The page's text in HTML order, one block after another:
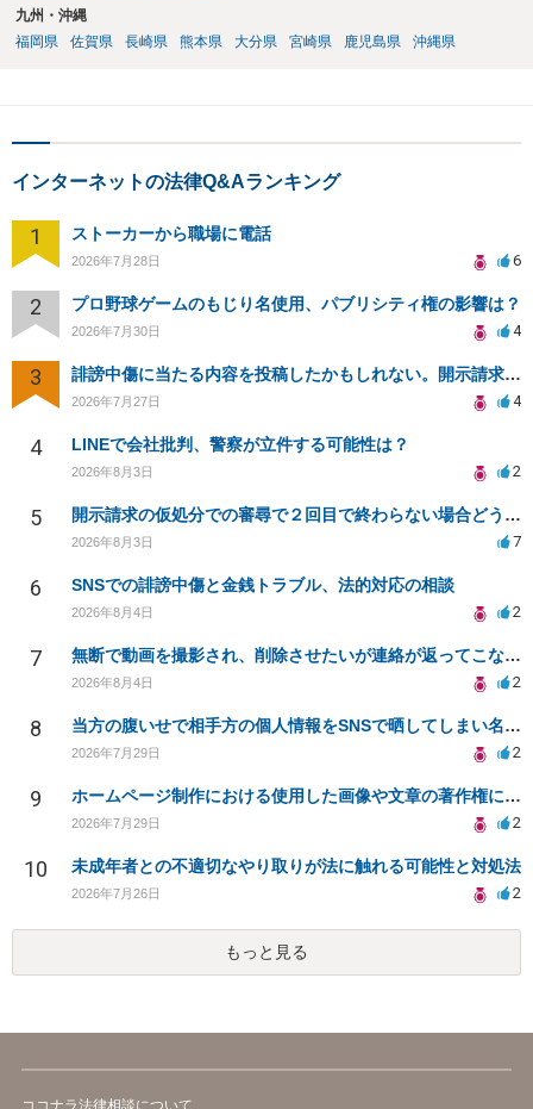
九州・沖縄
福岡県
佐賀県 長崎県 熊本県 大分県 宮崎県 鹿児島県 沖縄県
インターネットの法律Q&Aランキング
1 ストーカーから職場に電話
2026年7月28日 6
2 プロ野球ゲームのもじり名使用、パブリシティ権の影響は？
2026年7月30日 4
3 誹謗中傷に当たる内容を投稿したかもしれない。開示請求や民事刑事裁判に発展しうるのか教えて欲しい。
2026年7月27日 4
4 LINEで会社批判、警察が立件する可能性は？
2026年8月3日 2
5 開示請求の仮処分での審尋で２回目で終わらない場合どうしたらいいですか
2026年8月3日 7
6 SNSでの誹謗中傷と金銭トラブル、法的対応の相談
2026年8月4日 2
7 無断で動画を撮影され、削除させたいが連絡が返ってこない。
2026年8月4日 2
8 当方の腹いせで相手方の個人情報をSNSで晒してしまい名誉毀損させてしまったかもしれない
2026年7月29日 2
9 ホームページ制作における使用した画像や文章の著作権について
2026年7月29日 2
10 未成年者との不適切なやり取りが法に触れる可能性と対処法
2026年7月26日 2
もっと見る
ココナラ法律相談について